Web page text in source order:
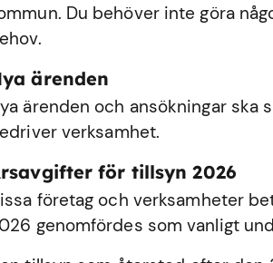
Du behöver inte göra
ärenden
ärenden och ansökningar
verksamhet.
för tillsyn 2026
företag och verksamheter
genomfördes som vanligt